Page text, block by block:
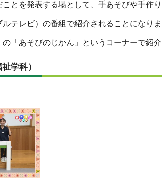
とを発表する場として、手あそびや手作
ルテレビ）の番組で紹介されることになり
の「あそびのじかん」というコーナーで紹
学科）